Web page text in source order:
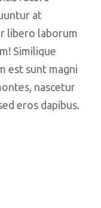
at
libero laborum
Similique
est sunt magni
nascetur
eros dapibus.